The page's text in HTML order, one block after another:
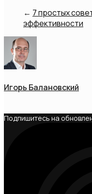
← 7 простых
эффективности
Игорь Балановский
Подпишитесь на